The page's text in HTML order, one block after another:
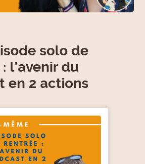
solo de
l’avenir du
en 2 actions